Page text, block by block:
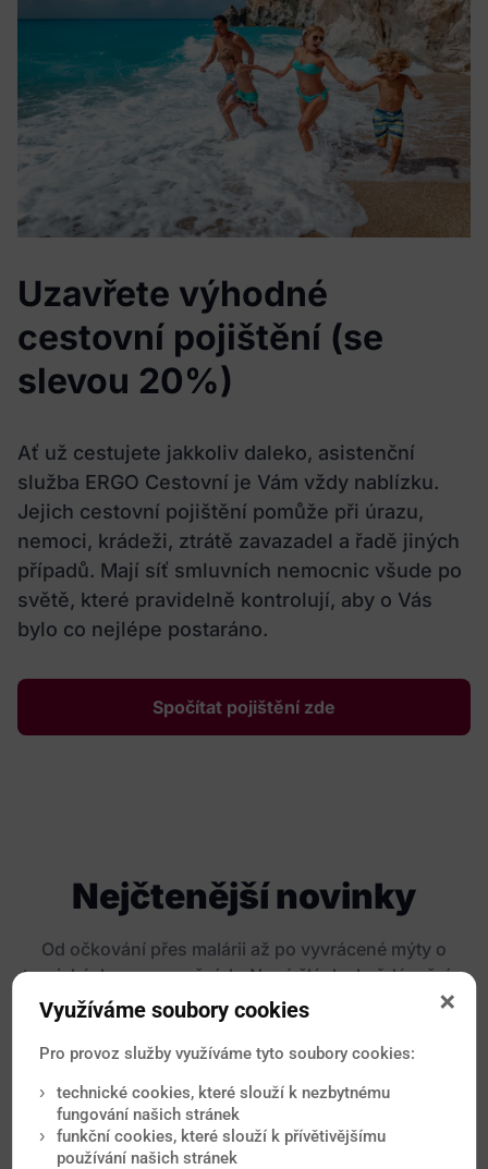
Uzavřete výhodné
cestovní pojištění (se
slevou 20%)
Ať už cestujete jakkoliv daleko, asistenční
služba ERGO Cestovní je Vám vždy nablízku.
Jejich cestovní pojištění pomůže při úrazu,
nemoci, krádeži, ztrátě zavazadel a řadě jiných
případů. Mají síť smluvních nemocnic všude po
světě, které pravidelně kontrolují, aby o Vás
bylo co nejlépe postaráno.
Spočítat pojištění zde
Nejčtenější novinky
Od očkování přes malárii až po vyvrácené mýty o
tropických onemocněních. Nové články každý měsíc.
Využíváme soubory cookies
Pro provoz služby využíváme tyto soubory cookies:
technické cookies, které slouží k nezbytnému
fungování našich stránek
funkční cookies, které slouží k přívětivějšímu
používání našich stránek